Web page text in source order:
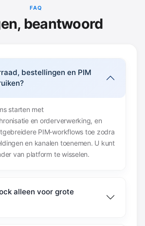
FAQ
beantwoord
bestellingen en PIM
starten met
en orderverwerking, en
PIM‑workflows toe zodra
en kanalen toenemen. U kunt
van platform te wisselen.
alleen voor grote